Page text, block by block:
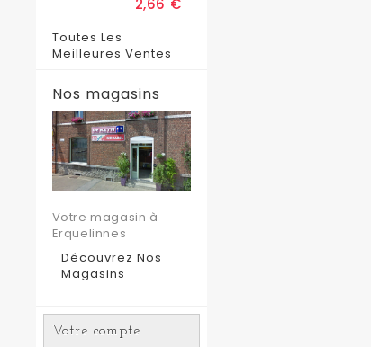
2,66 €
Toutes Les
Meilleures Ventes
Nos magasins
Votre magasin à
Erquelinnes
Découvrez Nos
Magasins
Votre compte